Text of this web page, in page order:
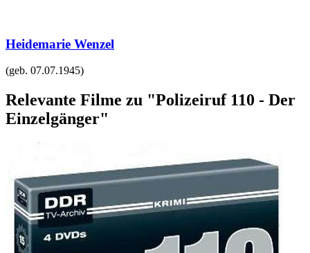
Heidemarie Wenzel
(geb. 07.07.1945)
Relevante Filme zu "Polizeiruf 110 - Der
Einzelgänger"